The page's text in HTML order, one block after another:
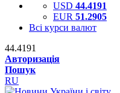
USD 44.4191
EUR 51.2905
Всі курси валют
44.4191
Авторизація
Пошук
RU